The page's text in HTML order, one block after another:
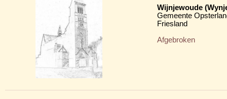
Wijnjewoude
Gemeente
Friesland
Afgebroken